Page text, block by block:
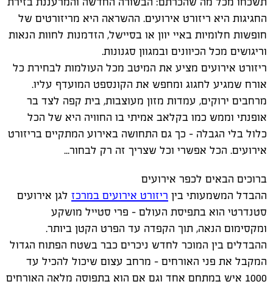
החגיגות היא ריזורט אירועים. ההשראה היא מריזורטים של
חופשות חלומיות באיי יוון או בסיישל, הזדמנות לחוות הנאות
וריגושים מכל הכיוונים ובמגוון סגנונות.
ריזורט אירועים מציע את המיטב מכל העולמות לבחירת כל
אורח שמגיע לחגוג ומחפש את הקונספט המועדף עליו.
מרחבים ירוקים, עמדות מזון מעוצבות, בית קפה לצד בר
אופנתי וממש כמו בקלאב אמיתי בו החוויה היא של הכל
כלול בלי הגבלה – כך גם התחושה באירוע המתקיים בריזורט
אירועים. הכל אפשרי וכל שצריך זה רק לבחור...
ברוכים הבאים לכפר אירועים
ההבדל המשמעותי בין ריזורט אירועים במרכז לגן אירועים
סטנדרטי הוא בתפיסת העולם – פרי סטייל מושקע
ומקסימום הנאה, תוך הקפדה עד הפרט הקטן ביותר.
ההבדלים בין המוכר לחדש ניכרים כבר בשטח הפתוח הגדול
המקבל את פני האורחים – מרחב עצום שיכול להכיל עד
1000 איש במתחם אחד וגם אם הוא בתפוסה מלאה האורחים